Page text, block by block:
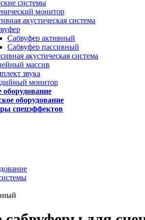
системы
монитор
акустическая система
Сабвуфер активный
Сабвуфер пассивный
акустическая система
массив
звука
монитор
оборудование
оборудование
спецэффектов